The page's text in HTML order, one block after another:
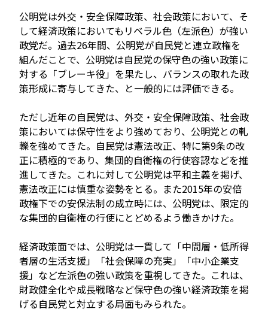
公明党は外交・安全保障政策、社会政策において、そ
して経済政策においてもリベラル色（左派色）が強い
政党だ。過去26年間、公明党が自民党と連立政権を
組んだことで、公明党は自民党の保守色の強い政策に
対する「ブレーキ役」を果たし、バランスの取れた政
策形成に寄与してきた、と一般的には評価できる。
ただし近年の自民党は、外交・安全保障政策、社会政
策においては保守性をより強めており、公明党との軋
轢を強めてきた。自民党は憲法改正、特に第9条の改
正に積極的であり、集団的自衛権の行使容認などを推
進してきた。これに対して公明党は平和主義を掲げ、
憲法改正には慎重な姿勢をとる。また2015年の安倍
政権下での安保法制の成立時には、公明党は、限定的
な集団的自衛権の行使にとどめるよう働きかけた。
経済政策面では、公明党は一貫して「中間層・低所得
者層の生活支援」「社会保障の充実」「中小企業支
援」など左派色の強い政策を重視してきた。これは、
財政健全化や成長戦略など保守色の強い経済政策を掲
げる自民党と対立する局面もみられた。